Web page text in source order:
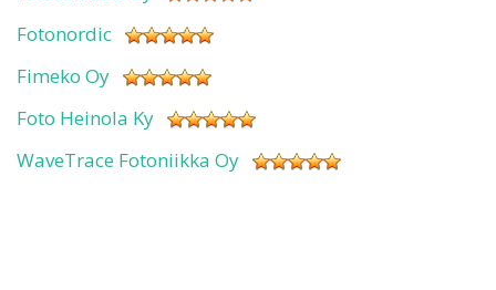
Fotonordic
Fimeko Oy
Foto Heinola Ky
WaveTrace Fotoniikka Oy